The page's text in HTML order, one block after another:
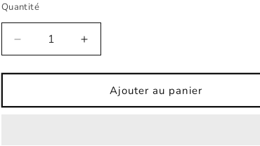
Quantité
Réduire
la
quantité
Sticker
Augmenter
la
quantité
Sticker
Ajouter au panier